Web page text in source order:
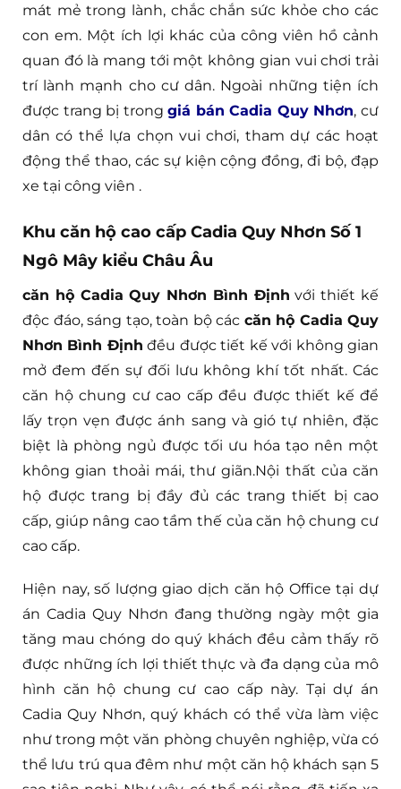
mát mẻ trong lành, chắc chắn sức khỏe cho các
con em. Một ích lợi khác của công viên hồ cảnh
quan đó là mang tới một không gian vui chơi trải
trí lành mạnh cho cư dân. Ngoài những tiện ích
được trang bị tronggiá bán Cadia Quy Nhơn, cư
dân có thể lựa chọn vui chơi, tham dự các hoạt
động thể thao, các sự kiện cộng đồng, đi bộ, đạp
xe tại công viên .
Khu căn hộ cao cấp Cadia Quy Nhơn Số 1
Ngô Mây kiểu Châu Âu
căn hộ Cadia Quy Nhơn Bình Định với thiết kế
độc đáo, sáng tạo, toàn bộ các căn hộ Cadia Quy
Nhơn Bình Định đều được tiết kế với không gian
mở đem đến sự đối lưu không khí tốt nhất. Các
căn hộ chung cư cao cấp đều được thiết kế để
lấy trọn vẹn được ánh sang và gió tự nhiên, đặc
biệt là phòng ngủ được tối ưu hóa tạo nên một
không gian thoải mái, thư giãn.Nội thất của căn
hộ được trang bị đầy đủ các trang thiết bị cao
cấp, giúp nâng cao tầm thế của căn hộ chung cư
cao cấp.
Hiện nay, số lượng giao dịch căn hộ Office tại dự
án Cadia Quy Nhơn đang thường ngày một gia
tăng mau chóng do quý khách đều cảm thấy rõ
được những ích lợi thiết thực và đa dạng của mô
hình căn hộ chung cư cao cấp này. Tại dự án
Cadia Quy Nhơn, quý khách có thể vừa làm việc
như trong một văn phòng chuyên nghiệp, vừa có
thể lưu trú qua đêm như một căn hộ khách sạn 5